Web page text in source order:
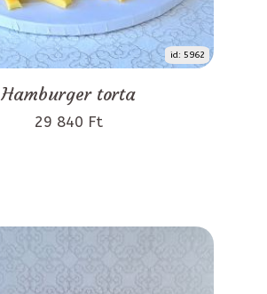
id: 5962
Hamburger torta
29 840 Ft